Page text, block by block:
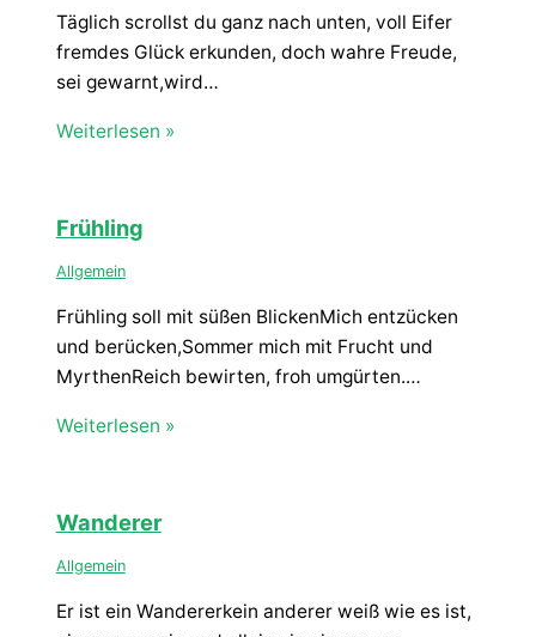
Täglich scrollst du ganz nach unten, voll Eifer
fremdes Glück erkunden, doch wahre Freude,
sei gewarnt,wird…
Weiterlesen »
Frühling
Allgemein
Frühling soll mit süßen BlickenMich entzücken
und berücken,Sommer mich mit Frucht und
MyrthenReich bewirten, froh umgürten.…
Weiterlesen »
Wanderer
Allgemein
Er ist ein Wandererkein anderer weiß wie es ist,